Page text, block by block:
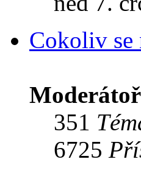
Cokoliv se
351
6725